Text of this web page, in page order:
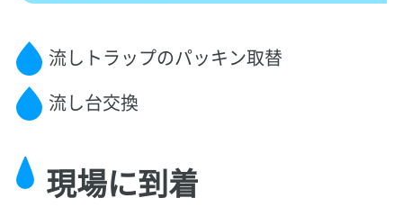
流しトラップのパッキン取替
流し台交換
現場に到着